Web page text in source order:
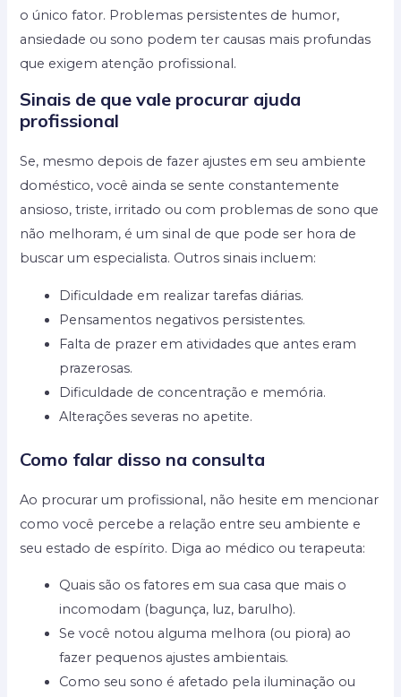
o único fator. Problemas persistentes de humor,
ansiedade ou sono podem ter causas mais profundas
que exigem atenção profissional.
Sinais de que vale procurar ajuda
profissional
Se, mesmo depois de fazer ajustes em seu ambiente
doméstico, você ainda se sente constantemente
ansioso, triste, irritado ou com problemas de sono que
não melhoram, é um sinal de que pode ser hora de
buscar um especialista. Outros sinais incluem:
Dificuldade em realizar tarefas diárias.
Pensamentos negativos persistentes.
Falta de prazer em atividades que antes eram
prazerosas.
Dificuldade de concentração e memória.
Alterações severas no apetite.
Como falar disso na consulta
Ao procurar um profissional, não hesite em mencionar
como você percebe a relação entre seu ambiente e
seu estado de espírito. Diga ao médico ou terapeuta:
Quais são os fatores em sua casa que mais o
incomodam (bagunça, luz, barulho).
Se você notou alguma melhora (ou piora) ao
fazer pequenos ajustes ambientais.
Como seu sono é afetado pela iluminação ou